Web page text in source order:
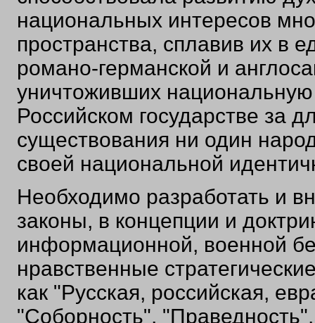
национальных интересов
пространства, сплавив их в
романо-германской и
уничтоживших
Российском государстве за
существования ни один
своей национальной
Необходимо разработать и
законы, в концепции и
информационной, военной
нравственные
как "Русская, российская,
"Соборность",